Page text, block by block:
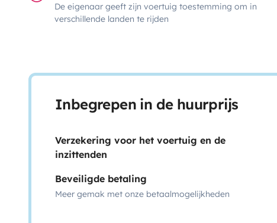
De eigenaar geeft zijn voertuig toestemming om in
verschillende landen te rijden
Inbegrepen in de huurprijs
Verzekering voor het voertuig en de
inzittenden
Beveiligde betaling
Meer gemak met onze betaalmogelijkheden